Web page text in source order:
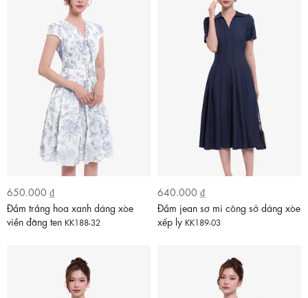
650.000 ₫
Đầm trắng hoa xanh dáng xòe
viền đăng ten KK188-32
640.000 ₫
Đầm jean sơ mi công sở dáng xòe
xếp ly KK189-03